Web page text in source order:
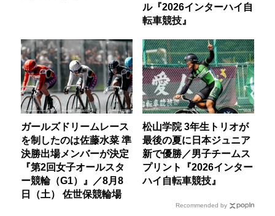
ル『2026インターハイ自
転車競技』
ガールズドリームレース
を制したのは佐藤水菜 準
決勝出場メンバーが決定
『第2回女子オールスタ
ー競輪（G1）』／8月8
日（土） 佐世保競輪場
松山学院 3年生トリオが
最後の夏に日本ジュニア
新で優勝／男子チームス
プリント『2026インター
ハイ自転車競技』
Recommended by